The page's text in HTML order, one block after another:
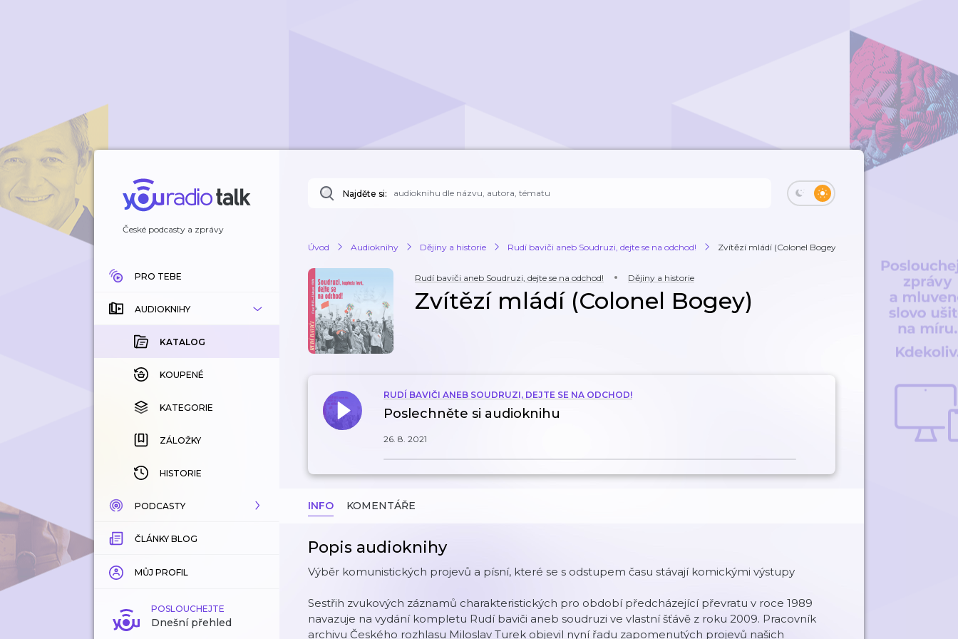
České podcasty a zprávy
PRO TEBE
AUDIOKNIHY
KATALOG
KOUPENÉ
KATEGORIE
ZÁLOŽKY
HISTORIE
PODCASTY
KATALOG
KATEGORIE
ZÁLOŽKY
ČLÁNKY BLOG
MŮJ PROFIL
POSLOUCHEJTE
Dnešní přehled
Najděte si:
Úvod Audioknihy Dějiny a historie Rudí baviči aneb Soudruzi, dejte se na odchod! Zvítězí mládí (Colonel Bogey)
Rudí baviči aneb Soudruzi, dejte se na odchod! Dějiny a historie
Zvítězí mládí (Colonel Bogey)
RUDÍ BAVIČI ANEB SOUDRUZI, DEJTE SE NA ODCHOD!
Poslechněte si audioknihu
26. 8. 2021
INFO KOMENTÁŘE
Popis audioknihy
Výběr komunistických projevů a písní, které se s odstupem času stávají komickými výstupy
Sestřih zvukových záznamů charakteristických pro období předcházející převratu v roce 1989
navazuje na vydání kompletu Rudí baviči aneb soudruzi ve vlastní šťávě z roku 2009. Pracovník
archivu Českého rozhlasu Miloslav Turek objevil nyní řadu zapomenutých projevů našich